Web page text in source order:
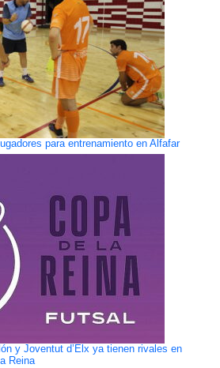
para entrenamiento en Alfafar
y Joventut d’Elx ya tienen rivales en
Reina